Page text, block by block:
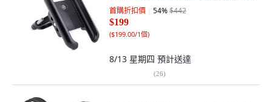
首購折扣價 54%$442
$199
($199.00/1個)
8/13 星期四 預計送達
(26)